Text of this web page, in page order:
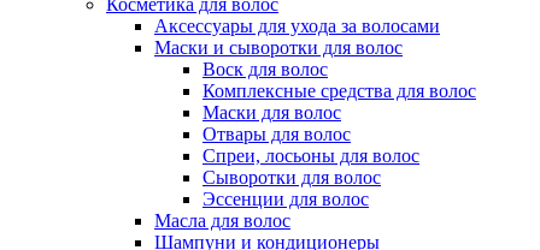
Косметика для волос
Аксессуары для ухода за волосами
Маски и сыворотки для волос
Воск для волос
Комплексные средства для волос
Маски для волос
Отвары для волос
Спреи, лосьоны для волос
Сыворотки для волос
Эссенции для волос
Масла для волос
Шампуни и кондиционеры